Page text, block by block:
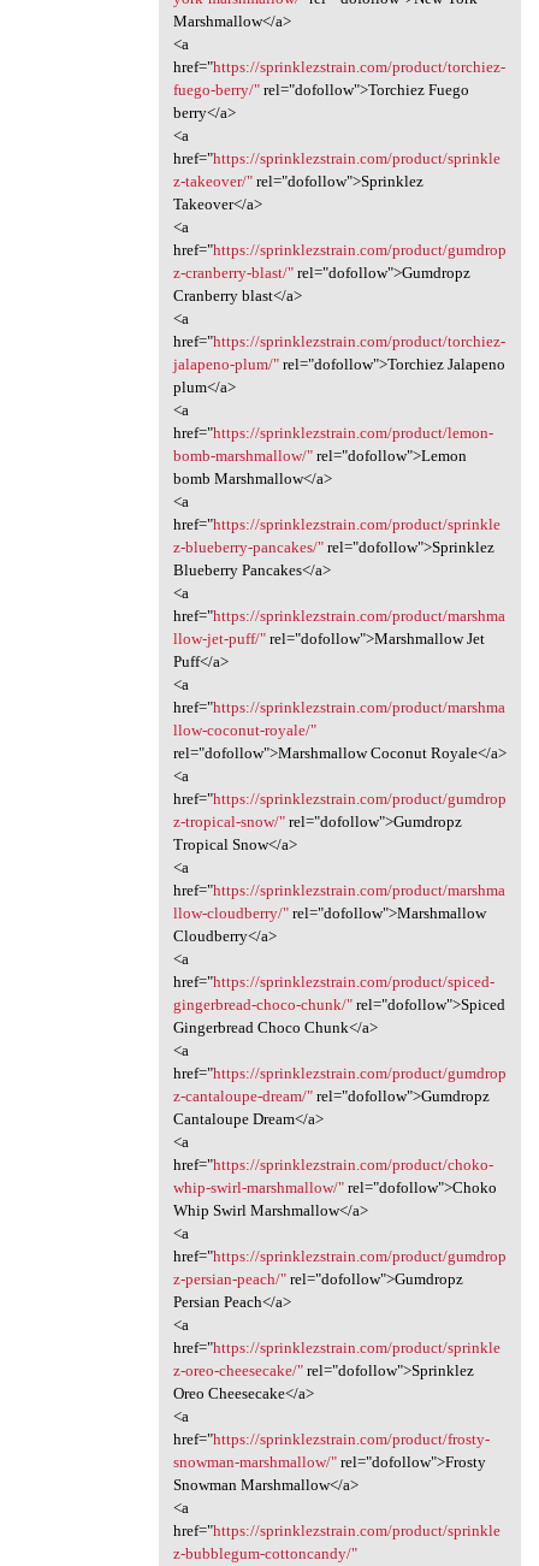
Marshmallow</a>
<a
href="https://sprinklezstrain.com/product/torchiez-
fuego-berry/"rel="dofollow">Torchiez Fuego
berry</a>
<a
href="https://sprinklezstrain.com/product/sprinkle
z-takeover/"rel="dofollow">Sprinklez
Takeover</a>
<a
href="https://sprinklezstrain.com/product/gumdrop
z-cranberry-blast/"rel="dofollow">Gumdropz
Cranberry blast</a>
<a
href="https://sprinklezstrain.com/product/torchiez-
jalapeno-plum/"rel="dofollow">Torchiez Jalapeno
plum</a>
<a
href="https://sprinklezstrain.com/product/lemon-
bomb-marshmallow/"rel="dofollow">Lemon
bomb Marshmallow</a>
<a
href="https://sprinklezstrain.com/product/sprinkle
z-blueberry-pancakes/"rel="dofollow">Sprinklez
Blueberry Pancakes</a>
<a
href="https://sprinklezstrain.com/product/marshma
llow-jet-puff/"rel="dofollow">Marshmallow Jet
Puff</a>
<a
href="https://sprinklezstrain.com/product/marshma
llow-coconut-royale/"
rel="dofollow">Marshmallow Coconut Royale</a>
<a
href="https://sprinklezstrain.com/product/gumdrop
z-tropical-snow/"rel="dofollow">Gumdropz
Tropical Snow</a>
<a
href="https://sprinklezstrain.com/product/marshma
llow-cloudberry/"rel="dofollow">Marshmallow
Cloudberry</a>
<a
href="https://sprinklezstrain.com/product/spiced-
gingerbread-choco-chunk/"rel="dofollow">Spiced
Gingerbread Choco Chunk</a>
<a
href="https://sprinklezstrain.com/product/gumdrop
z-cantaloupe-dream/"rel="dofollow">Gumdropz
Cantaloupe Dream</a>
<a
href="https://sprinklezstrain.com/product/choko-
whip-swirl-marshmallow/"rel="dofollow">Choko
Whip Swirl Marshmallow</a>
<a
href="https://sprinklezstrain.com/product/gumdrop
z-persian-peach/"rel="dofollow">Gumdropz
Persian Peach</a>
<a
href="https://sprinklezstrain.com/product/sprinkle
z-oreo-cheesecake/"rel="dofollow">Sprinklez
Oreo Cheesecake</a>
<a
href="https://sprinklezstrain.com/product/frosty-
snowman-marshmallow/"rel="dofollow">Frosty
Snowman Marshmallow</a>
<a
href="https://sprinklezstrain.com/product/sprinkle
z-bubblegum-cottoncandy/"